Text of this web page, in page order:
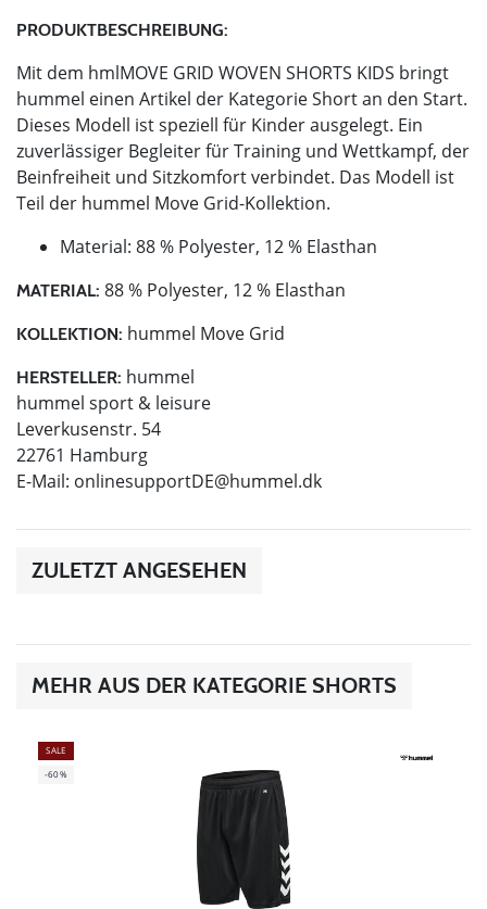
PRODUKTBESCHREIBUNG:
Mit dem hmlMOVE GRID WOVEN SHORTS KIDS bringt
hummel einen Artikel der Kategorie Short an den Start.
Dieses Modell ist speziell für Kinder ausgelegt. Ein
zuverlässiger Begleiter für Training und Wettkampf, der
Beinfreiheit und Sitzkomfort verbindet. Das Modell ist
Teil der hummel Move Grid-Kollektion.
Material: 88 % Polyester, 12 % Elasthan
MATERIAL: 88 % Polyester, 12 % Elasthan
KOLLEKTION: hummel Move Grid
HERSTELLER: hummel
hummel sport & leisure
Leverkusenstr. 54
22761 Hamburg
E-Mail: onlinesupportDE@hummel.dk
ZULETZT ANGESEHEN
MEHR AUS DER KATEGORIE SHORTS
SALE
-60%